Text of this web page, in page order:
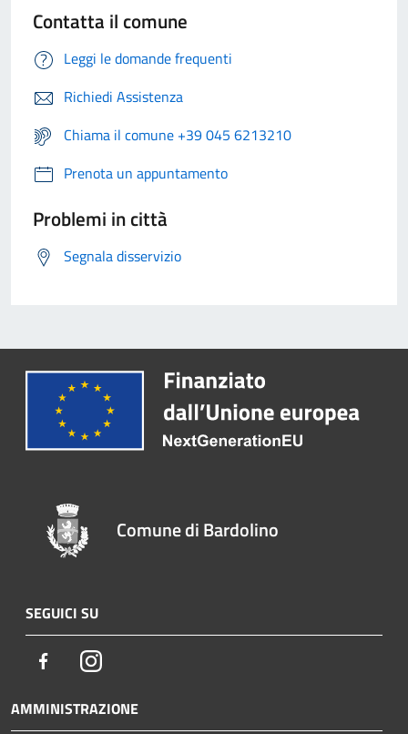
Contatta il comune
Leggi le domande frequenti
Richiedi Assistenza
Chiama il comune +39 045 6213210
Prenota un appuntamento
Problemi in città
Segnala disservizio
Comune di Bardolino
SEGUICI SU
FacebookInstagram
AMMINISTRAZIONE